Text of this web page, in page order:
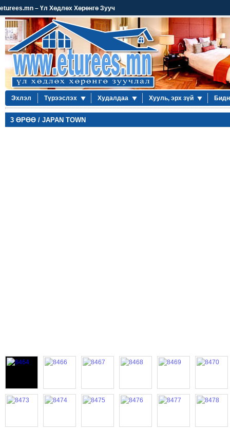
eturees.mn – Үл Хөдлөх Хөрөнгө Зууч
Эхлэл Түрээслэх Худалдаа Хууль, эрх зүй
3 ӨРӨӨ / JAPAN TOWN